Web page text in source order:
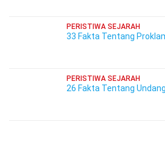
PERISTIWA SEJARAH
33 Fakta Tentang
PERISTIWA SEJARAH
26 Fakta Tentang